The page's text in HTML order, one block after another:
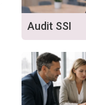
Audit SSI